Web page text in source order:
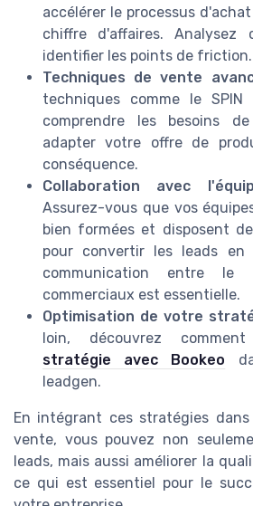
accélérer le processus
chiffre d'affaires. Analysez
identifier les points de friction.
Techniques de vente
techniques comme le SPIN
comprendre les besoins
adapter votre offre de
conséquence.
Collaboration avec
Assurez-vous que vos
bien formées et disposent
pour convertir les leads en
communication entre le
commerciaux est essentielle.
Optimisation de votre
loin, découvrez
stratégie avec Bookeo
leadgen.
En intégrant ces stratégies
vente, vous pouvez non
leads, mais aussi améliorer la
ce qui est essentiel pour le